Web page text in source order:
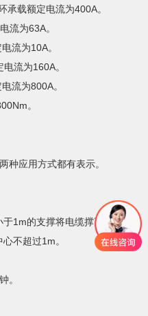
承载额定电流为400A。
流为63A。
流为10A。
流为160A。
流为800A。
。
种应用方式都有表示。
1m的支撑将电缆撑离地面。
不超过1m。
。